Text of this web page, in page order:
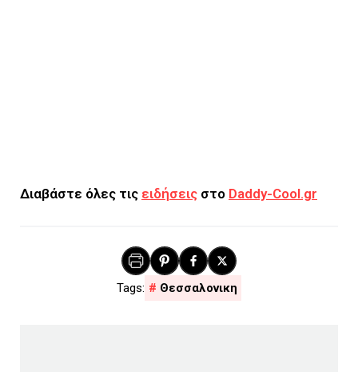
Διαβάστε όλες τις ειδήσεις στο Daddy-Cool.gr
Θεσσαλονικη